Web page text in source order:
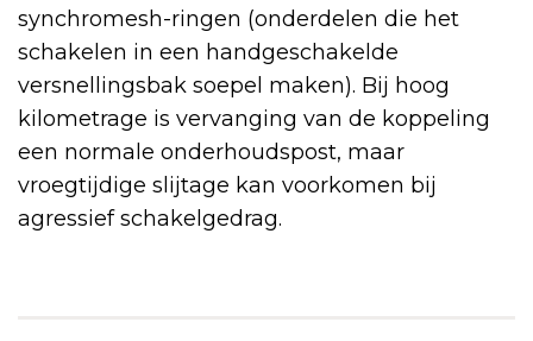
synchromesh-ringen (onderdelen die het
schakelen in een handgeschakelde
versnellingsbak soepel maken). Bij hoog
kilometrage is vervanging van de koppeling
een normale onderhoudspost, maar
vroegtijdige slijtage kan voorkomen bij
agressief schakelgedrag.